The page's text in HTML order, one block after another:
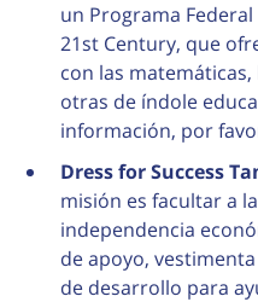
un Programa
21st Century, que
con las
otras de índole
información, por
Dress for Success
misión es facultar a
independencia
de apoyo,
de desarrollo para